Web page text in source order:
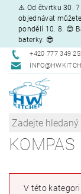
⚠️ Od čtvrtku 30.
objednávat
pondělí 10. 8. 😊
baterky. 😎
+420 777 349
KOMPAS
V této